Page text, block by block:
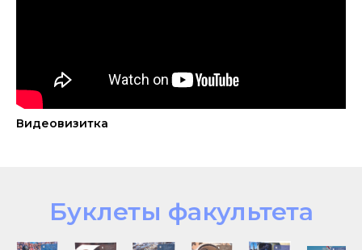
Видеовизитка
Буклеты факультета